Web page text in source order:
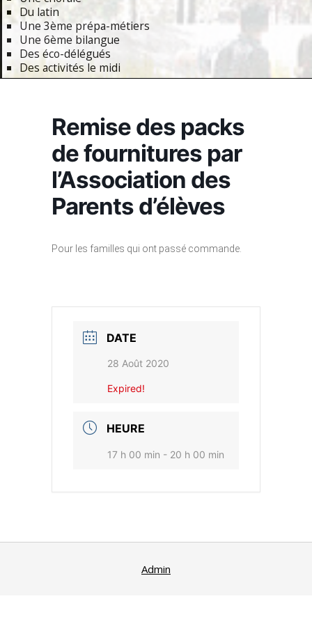
Du latin
Une 3ème prépa-métiers
Une 6ème bilangue
Des éco-délégués
Des activités le midi
Remise des packs
de fournitures par
l’Association des
Parents d’élèves
Pour les familles qui ont passé commande.
DATE
28 Août 2020
Expired!
HEURE
17 h 00 min - 20 h 00 min
Admin